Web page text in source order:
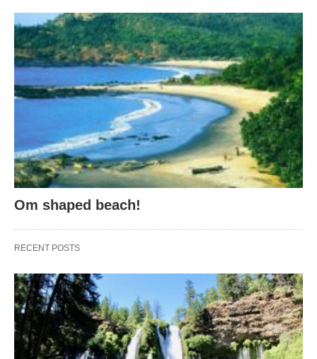
Om shaped beach!
RECENT POSTS